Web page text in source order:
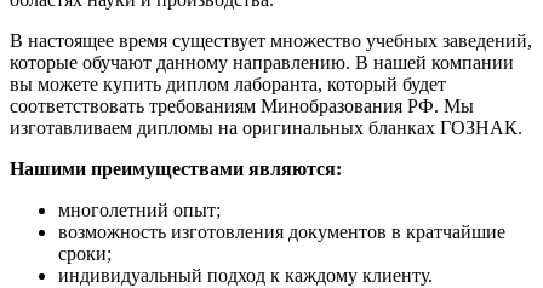
В настоящее время существует множество учебных заведений,
которые обучают данному направлению. В нашей компании
вы можете купить диплом лаборанта, который будет
соответствовать требованиям Минобразования РФ. Мы
изготавливаем дипломы на оригинальных бланках ГОЗНАК.
Нашими преимуществами являются:
многолетний опыт;
возможность изготовления документов в кратчайшие
сроки;
индивидуальный подход к каждому клиенту.